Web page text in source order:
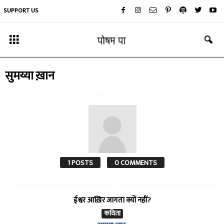
SUPPORT US
सुमय्या ख़ान
1 POSTS 0 COMMENTS
ईश्वर आख़िर जागता क्यों नहीं?
कविता